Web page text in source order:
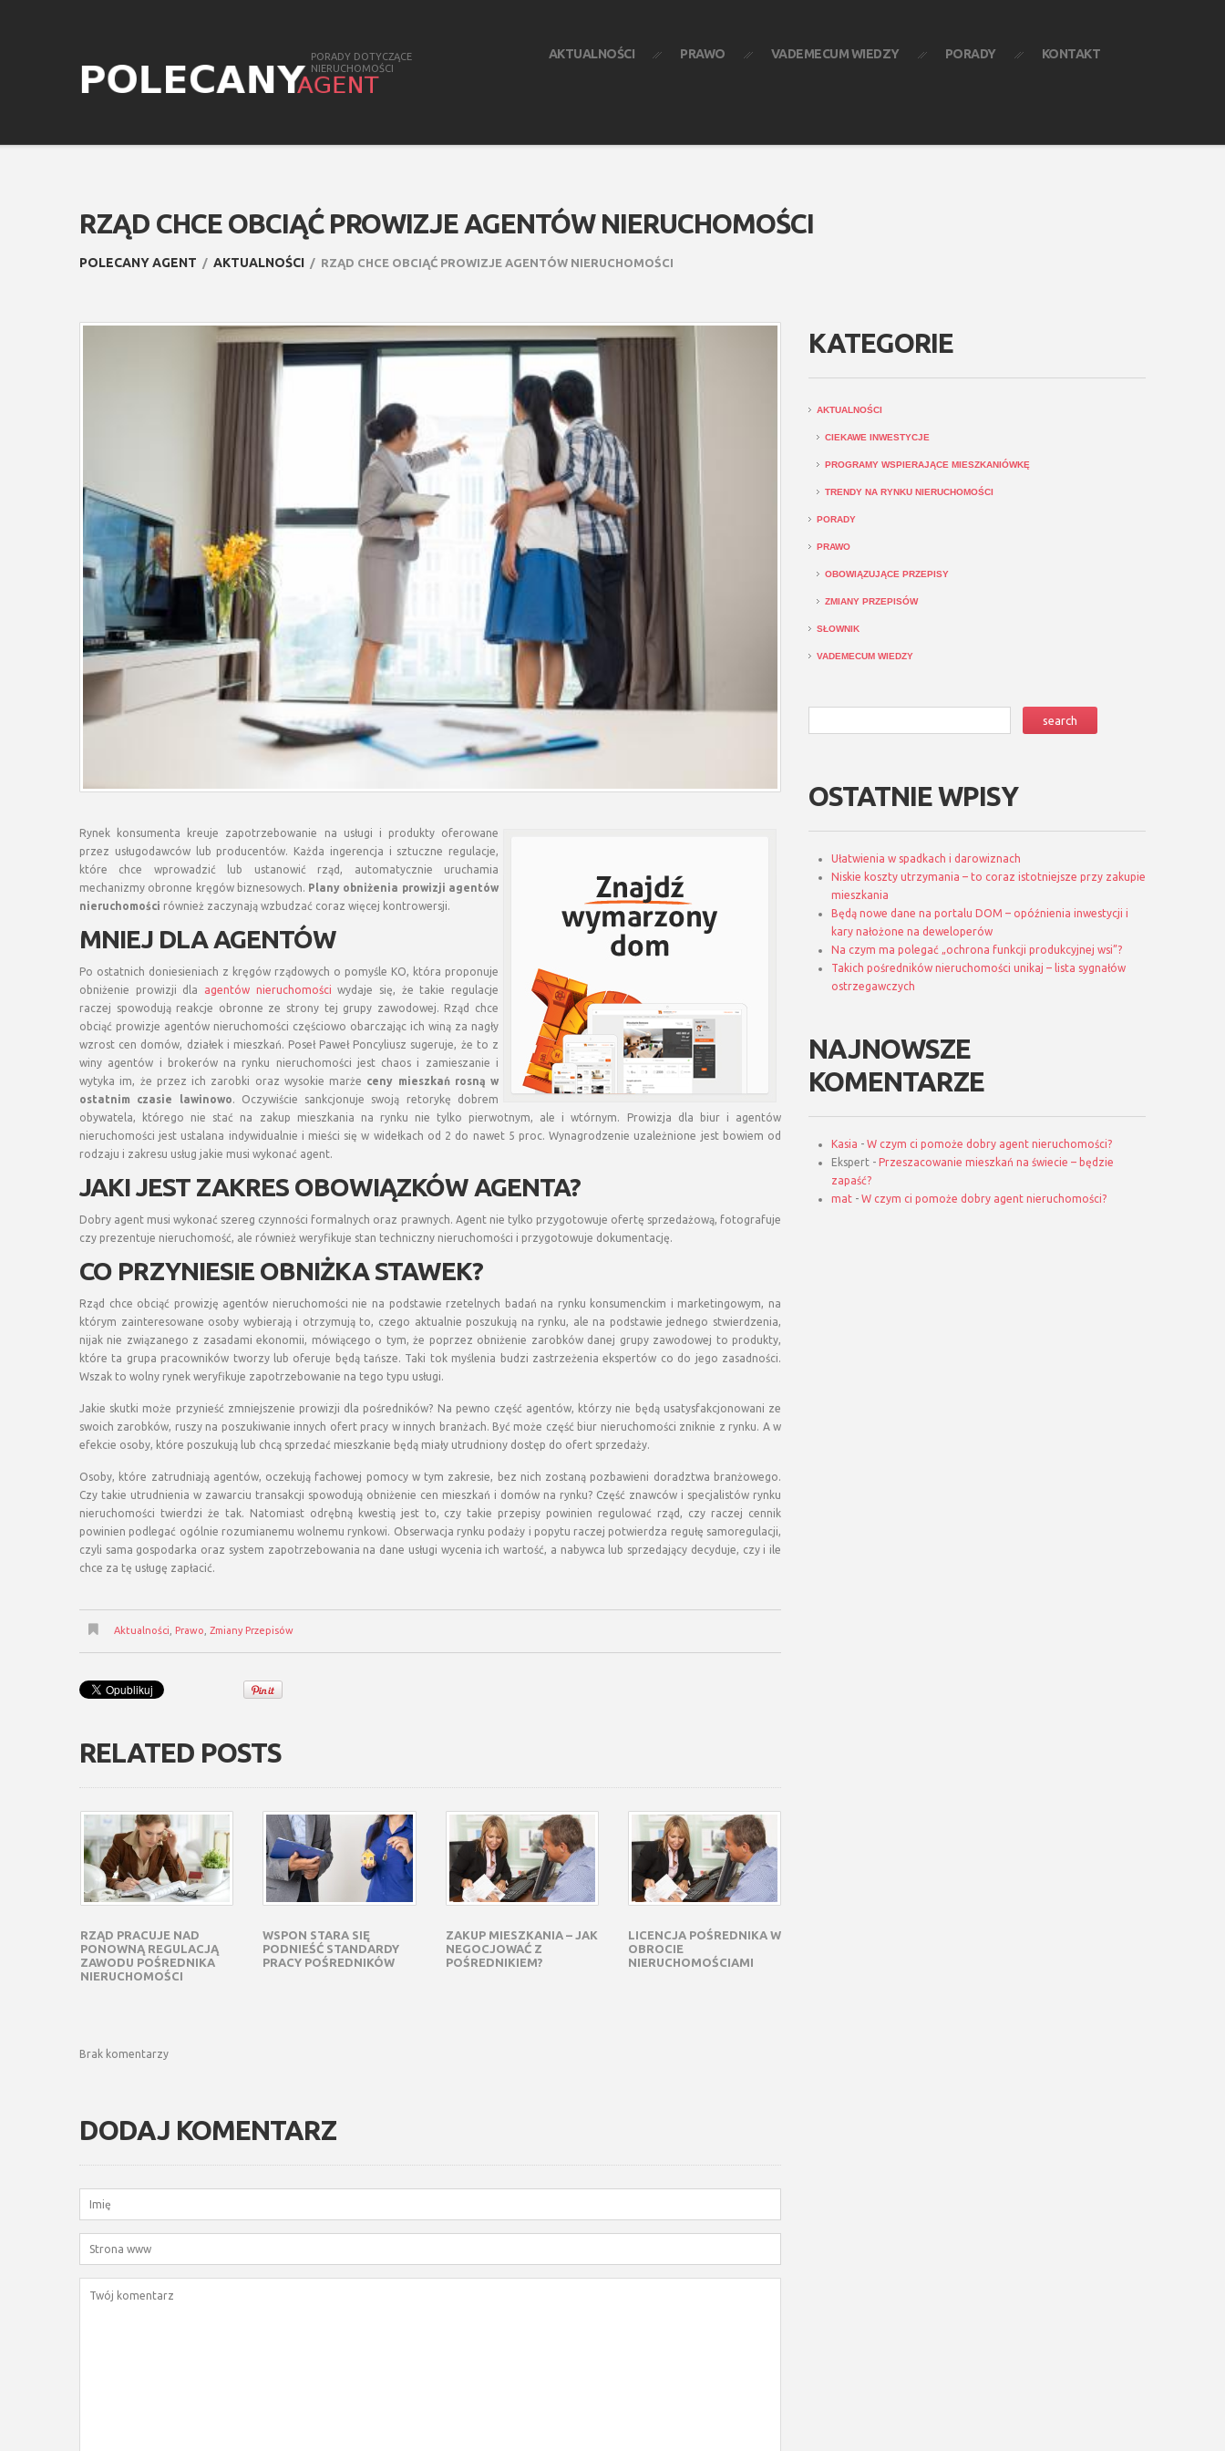
PORADY DOTYCZĄCE
NIERUCHOMOŚCI
AKTUALNOŚCI PRAWO VADEMECUM WIEDZY PORADY KONTAKT
RZĄD CHCE OBCIĄĆ PROWIZJE AGENTÓW NIERUCHOMOŚCI
POLECANY AGENT AKTUALNOŚCI RZĄD CHCE OBCIĄĆ PROWIZJE AGENTÓW NIERUCHOMOŚCI
Rynek konsumenta kreuje zapotrzebowanie na usługi i produkty oferowane
przez usługodawców lub producentów. Każda ingerencja i sztuczne regulacje,
które chce wprowadzić lub ustanowić rząd, automatycznie uruchamia
mechanizmy obronne kręgów biznesowych. Plany obniżenia prowizji agentów
nieruchomości również zaczynają wzbudzać coraz więcej kontrowersji.
MNIEJ DLA AGENTÓW
Po ostatnich doniesieniach z kręgów rządowych o pomyśle KO, która proponuje
obniżenie prowizji dla agentów nieruchomości wydaje się, że takie regulacje
raczej spowodują reakcje obronne ze strony tej grupy zawodowej. Rząd chce
obciąć prowizje agentów nieruchomości częściowo obarczając ich winą za nagły
wzrost cen domów, działek i mieszkań. Poseł Paweł Poncyliusz sugeruje, że to z
winy agentów i brokerów na rynku nieruchomości jest chaos i zamieszanie i
wytyka im, że przez ich zarobki oraz wysokie marże ceny mieszkań rosną w
ostatnim czasie lawinowo. Oczywiście sankcjonuje swoją retorykę dobrem
obywatela, którego nie stać na zakup mieszkania na rynku nie tylko pierwotnym, ale i wtórnym. Prowizja dla biur i agentów
nieruchomości jest ustalana indywidualnie i mieści się w widełkach od 2 do nawet 5 proc. Wynagrodzenie uzależnione jest bowiem od
rodzaju i zakresu usług jakie musi wykonać agent.
JAKI JEST ZAKRES OBOWIĄZKÓW AGENTA?
Dobry agent musi wykonać szereg czynności formalnych oraz prawnych. Agent nie tylko przygotowuje ofertę sprzedażową, fotografuje
czy prezentuje nieruchomość, ale również weryfikuje stan techniczny nieruchomości i przygotowuje dokumentację.
CO PRZYNIESIE OBNIŻKA STAWEK?
Rząd chce obciąć prowizję agentów nieruchomości nie na podstawie rzetelnych badań na rynku konsumenckim i marketingowym, na
którym zainteresowane osoby wybierają i otrzymują to, czego aktualnie poszukują na rynku, ale na podstawie jednego stwierdzenia,
nijak nie związanego z zasadami ekonomii, mówiącego o tym, że poprzez obniżenie zarobków danej grupy zawodowej to produkty,
które ta grupa pracowników tworzy lub oferuje będą tańsze. Taki tok myślenia budzi zastrzeżenia ekspertów co do jego zasadności.
Wszak to wolny rynek weryfikuje zapotrzebowanie na tego typu usługi.
Jakie skutki może przynieść zmniejszenie prowizji dla pośredników? Na pewno część agentów, którzy nie będą usatysfakcjonowani ze
swoich zarobków, ruszy na poszukiwanie innych ofert pracy w innych branżach. Być może część biur nieruchomości zniknie z rynku. A w
efekcie osoby, które poszukują lub chcą sprzedać mieszkanie będą miały utrudniony dostęp do ofert sprzedaży.
Osoby, które zatrudniają agentów, oczekują fachowej pomocy w tym zakresie, bez nich zostaną pozbawieni doradztwa branżowego.
Czy takie utrudnienia w zawarciu transakcji spowodują obniżenie cen mieszkań i domów na rynku? Część znawców i specjalistów rynku
nieruchomości twierdzi że tak. Natomiast odrębną kwestią jest to, czy takie przepisy powinien regulować rząd, czy raczej cennik
powinien podlegać ogólnie rozumianemu wolnemu rynkowi. Obserwacja rynku podaży i popytu raczej potwierdza regułę samoregulacji,
czyli sama gospodarka oraz system zapotrzebowania na dane usługi wycenia ich wartość, a nabywca lub sprzedający decyduje, czy i ile
chce za tę usługę zapłacić.
Aktualności Prawo Zmiany Przepisów
RELATED POSTS
RZĄD PRACUJE NAD
PONOWNĄ REGULACJĄ
ZAWODU POŚREDNIKA
NIERUCHOMOŚCI
WSPON STARA SIĘ
PODNIEŚĆ STANDARDY
PRACY POŚREDNIKÓW
ZAKUP MIESZKANIA – JAK
NEGOCJOWAĆ Z
POŚREDNIKIEM?
LICENCJA POŚREDNIKA W
OBROCIE
NIERUCHOMOŚCIAMI
Brak komentarzy
DODAJ KOMENTARZ
KATEGORIE
AKTUALNOŚCI
CIEKAWE INWESTYCJE
PROGRAMY WSPIERAJĄCE MIESZKANIÓWKĘ
TRENDY NA RYNKU NIERUCHOMOŚCI
PORADY
PRAWO
OBOWIĄZUJĄCE PRZEPISY
ZMIANY PRZEPISÓW
SŁOWNIK
VADEMECUM WIEDZY
OSTATNIE WPISY
Ułatwienia w spadkach i darowiznach
Niskie koszty utrzymania – to coraz istotniejsze przy zakupie
mieszkania
Będą nowe dane na portalu DOM – opóźnienia inwestycji i
kary nałożone na deweloperów
Na czym ma polegać „ochrona funkcji produkcyjnej wsi”?
Takich pośredników nieruchomości unikaj – lista sygnałów
ostrzegawczych
NAJNOWSZE
KOMENTARZE
Kasia - W czym ci pomoże dobry agent nieruchomości?
Ekspert - Przeszacowanie mieszkań na świecie – będzie
zapaść?
mat - W czym ci pomoże dobry agent nieruchomości?